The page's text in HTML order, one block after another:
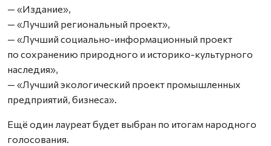
— «Издание»,
— «Лучший региональный проект»,
— «Лучший социально-информационный проект
по сохранению природного и историко-культурного
наследия»,
— «Лучший экологический проект промышленных
предприятий, бизнеса».
Ещё один лауреат будет выбран по итогам народного
голосования.